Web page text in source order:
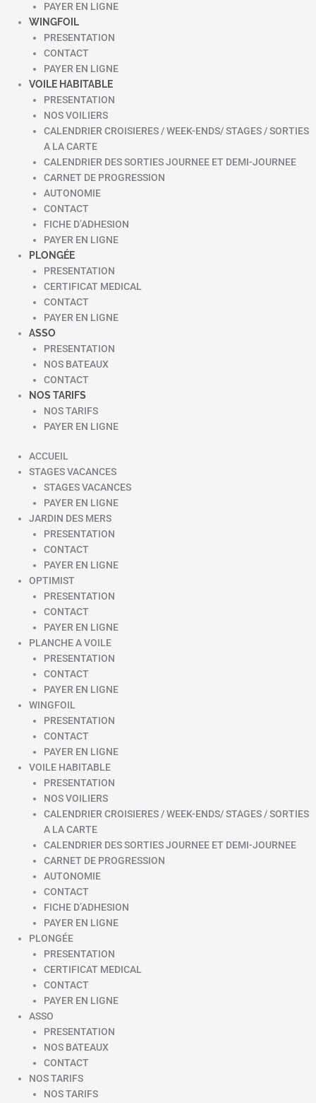
PAYER EN LIGNE
WINGFOIL
PRESENTATION
CONTACT
PAYER EN LIGNE
VOILE HABITABLE
PRESENTATION
NOS VOILIERS
CALENDRIER CROISIERES / WEEK-ENDS/ STAGES / SORTIES
A LA CARTE
CALENDRIER DES SORTIES JOURNEE ET DEMI-JOURNEE
CARNET DE PROGRESSION
AUTONOMIE
CONTACT
FICHE D’ADHESION
PAYER EN LIGNE
PLONGÉE
PRESENTATION
CERTIFICAT MEDICAL
CONTACT
PAYER EN LIGNE
ASSO
PRESENTATION
NOS BATEAUX
CONTACT
NOS TARIFS
NOS TARIFS
PAYER EN LIGNE
ACCUEIL
STAGES VACANCES
STAGES VACANCES
PAYER EN LIGNE
JARDIN DES MERS
PRESENTATION
CONTACT
PAYER EN LIGNE
OPTIMIST
PRESENTATION
CONTACT
PAYER EN LIGNE
PLANCHE A VOILE
PRESENTATION
CONTACT
PAYER EN LIGNE
WINGFOIL
PRESENTATION
CONTACT
PAYER EN LIGNE
VOILE HABITABLE
PRESENTATION
NOS VOILIERS
CALENDRIER CROISIERES / WEEK-ENDS/ STAGES / SORTIES
A LA CARTE
CALENDRIER DES SORTIES JOURNEE ET DEMI-JOURNEE
CARNET DE PROGRESSION
AUTONOMIE
CONTACT
FICHE D’ADHESION
PAYER EN LIGNE
PLONGÉE
PRESENTATION
CERTIFICAT MEDICAL
CONTACT
PAYER EN LIGNE
ASSO
PRESENTATION
NOS BATEAUX
CONTACT
NOS TARIFS
NOS TARIFS